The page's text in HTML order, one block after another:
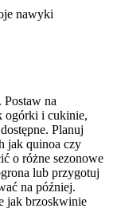
nawyki
na
ogórki i cukinie,
Planuj
jak quinoa czy
o różne sezonowe
lub przygotuj
na później.
jak brzoskwinie